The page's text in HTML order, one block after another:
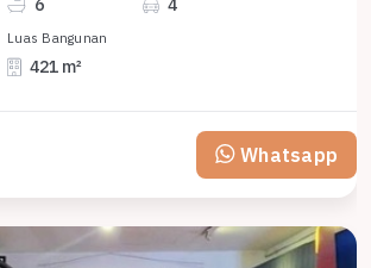
6 4
Luas Bangunan
421 m²
Whatsapp